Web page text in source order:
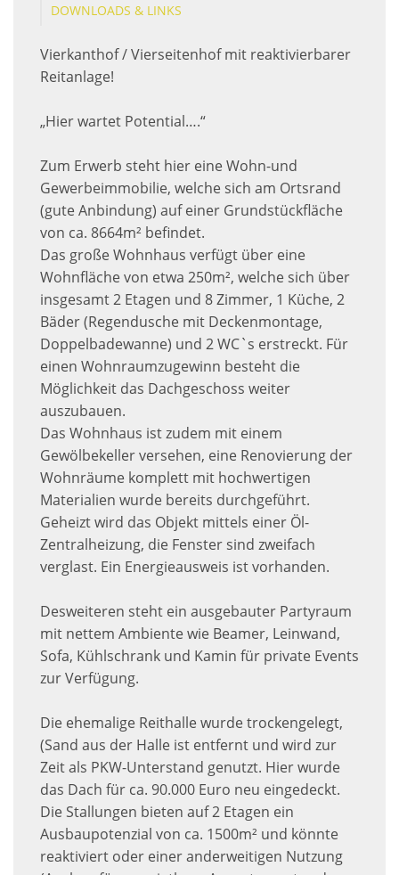
DOWNLOADS & LINKS
Vierkanthof / Vierseitenhof mit reaktivierbarer
Reitanlage!
„Hier wartet Potential….“
Zum Erwerb steht hier eine Wohn-und
Gewerbeimmobilie, welche sich am Ortsrand
(gute Anbindung) auf einer Grundstückfläche
von ca. 8664m² befindet.
Das große Wohnhaus verfügt über eine
Wohnfläche von etwa 250m², welche sich über
insgesamt 2 Etagen und 8 Zimmer, 1 Küche, 2
Bäder (Regendusche mit Deckenmontage,
Doppelbadewanne) und 2 WC`s erstreckt. Für
einen Wohnraumzugewinn besteht die
Möglichkeit das Dachgeschoss weiter
auszubauen.
Das Wohnhaus ist zudem mit einem
Gewölbekeller versehen, eine Renovierung der
Wohnräume komplett mit hochwertigen
Materialien wurde bereits durchgeführt.
Geheizt wird das Objekt mittels einer Öl-
Zentralheizung, die Fenster sind zweifach
verglast. Ein Energieausweis ist vorhanden.
Desweiteren steht ein ausgebauter Partyraum
mit nettem Ambiente wie Beamer, Leinwand,
Sofa, Kühlschrank und Kamin für private Events
zur Verfügung.
Die ehemalige Reithalle wurde trockengelegt,
(Sand aus der Halle ist entfernt und wird zur
Zeit als PKW-Unterstand genutzt. Hier wurde
das Dach für ca. 90.000 Euro neu eingedeckt.
Die Stallungen bieten auf 2 Etagen ein
Ausbaupotenzial von ca. 1500m² und könnte
reaktiviert oder einer anderweitigen Nutzung